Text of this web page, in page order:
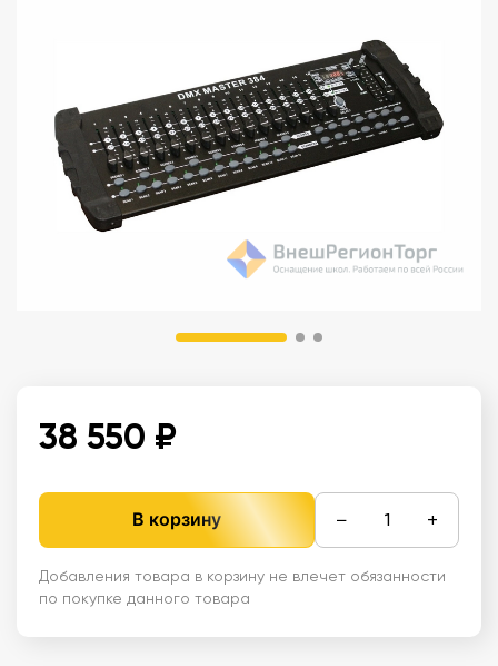
38 550 ₽
В корзину − +
Добавления товара в корзину не влечет обязанности
по покупке данного товара